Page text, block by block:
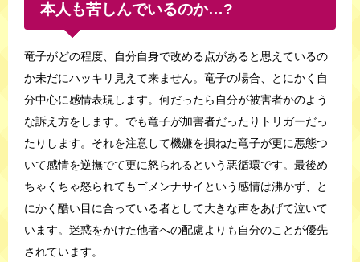
本人も苦しんでいるのか…?
竜子がどの程度、自分自身で改める点があると思えているの
か未だにハッキリ見えて来ません。竜子の場合、とにかく自
分中心に感情表現します。何だったら自分が被害者かのよう
な訴え方をします。でも竜子が加害者だったりトリガーだっ
たりします。それを注意して機嫌を損ねた竜子が更に悪態つ
いて感情を逆撫でて更に怒られるという悪循環です。最後め
ちゃくちゃ怒られてもゴメンナサイという感情は沸かず、と
にかく酷い目に合っている者として大きな声をあげて泣いて
います。迷惑をかけた他者への配慮よりも自分のことが優先
されています。